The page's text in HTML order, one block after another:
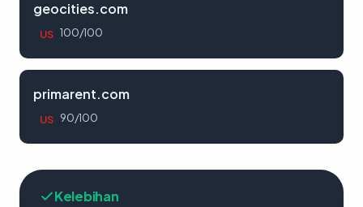
geocities.com
US 100/100
primarent.com
US 90/100
Kelebihan